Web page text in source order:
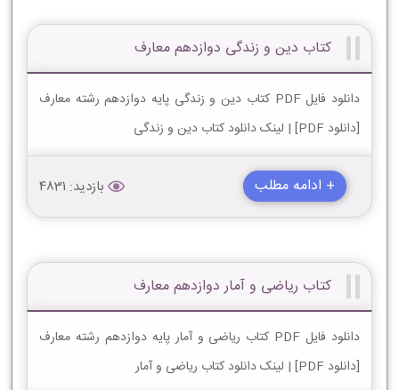
کتاب دین و زندگی دوازدهم معارف
دانلود فایل PDF کتاب دین و زندگی پایه دوازدهم رشته معارف
[دانلود PDF] | لینک دانلود کتاب دین و زندگی
+ ادامه مطلب بازدید: 4831
کتاب ریاضی و آمار دوازدهم معارف
دانلود فایل PDF کتاب ریاضی و آمار پایه دوازدهم رشته معارف
[دانلود PDF] | لینک دانلود کتاب ریاضی و آمار